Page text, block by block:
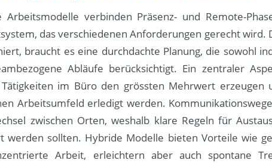
Arbeitsmodelle verbinden Präsenz- und Remote-
das verschiedenen Anforderungen gerecht wird.
braucht es eine durchdachte Planung, die sowohl
Abläufe berücksichtigt. Ein zentraler
im Büro den grössten Mehrwert erzeugen
Arbeitsumfeld erledigt werden.
zwischen Orten, weshalb klare Regeln für
werden sollten. Hybride Modelle bieten Vorteile wie
Arbeit, erleichtern aber auch spontane